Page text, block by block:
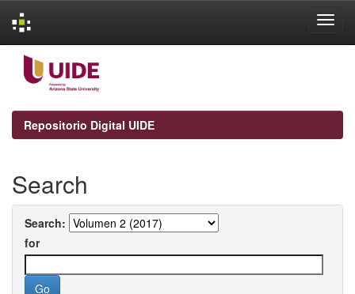
navigation
Repositorio Digital UIDE
Search
Search:
for